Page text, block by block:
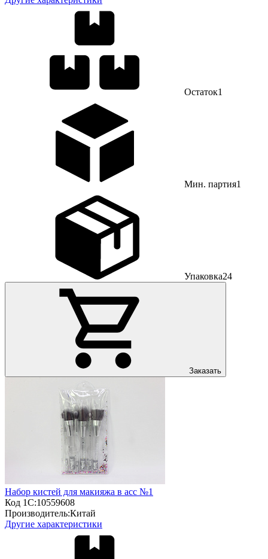
Остаток1
Мин. партия1
Упаковка24
Заказать
Набор кистей для макияжа в асс №1
Код 1С:10559608
Производитель:Китай
Другие характеристики